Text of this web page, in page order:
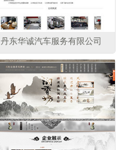
丹东华诚汽车服务有限公司